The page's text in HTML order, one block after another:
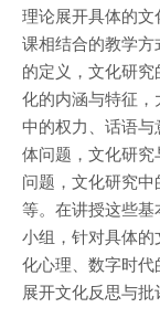
理论展开具体的
课相结合的教学
的定义，文化研
化的内涵与特征
中的权力、话语
体问题，文化研
问题，文化研究
等。在讲授这些
小组，针对具体
化心理、数字时
展开文化反思与批